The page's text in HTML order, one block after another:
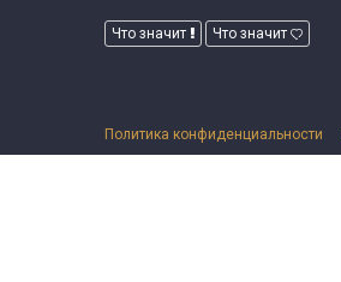
Что значит Что значит
Политика конфиденциальности